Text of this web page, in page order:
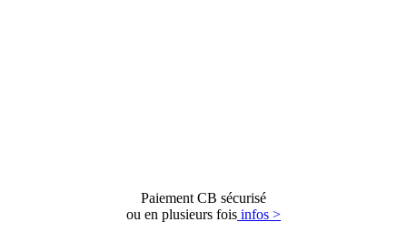
Paiement CB sécurisé
ou en plusieurs fois infos >